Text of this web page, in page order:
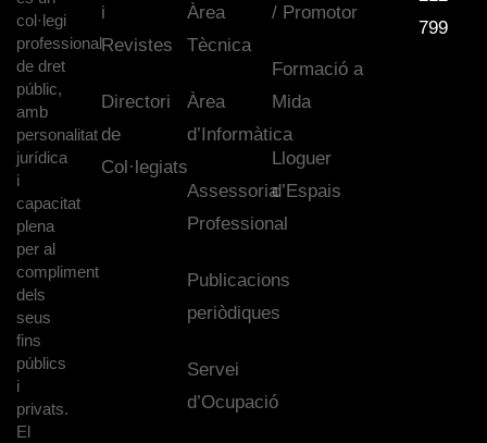
col·legi
professional
de dret
públic,
amb
personalitat
jurídica
i
capacitat
plena
per al
compliment
dels
seus
fins
públics
i
privats.
El
i
Revistes
Directori
de
Col·legiats
Àrea
Tècnica
Àrea
d’Informàtica
Assessoria
Professional
Publicacions
periòdiques
Servei
d’Ocupació
/ Promotor
Formació a
Mida
Lloguer
d’Espais
799